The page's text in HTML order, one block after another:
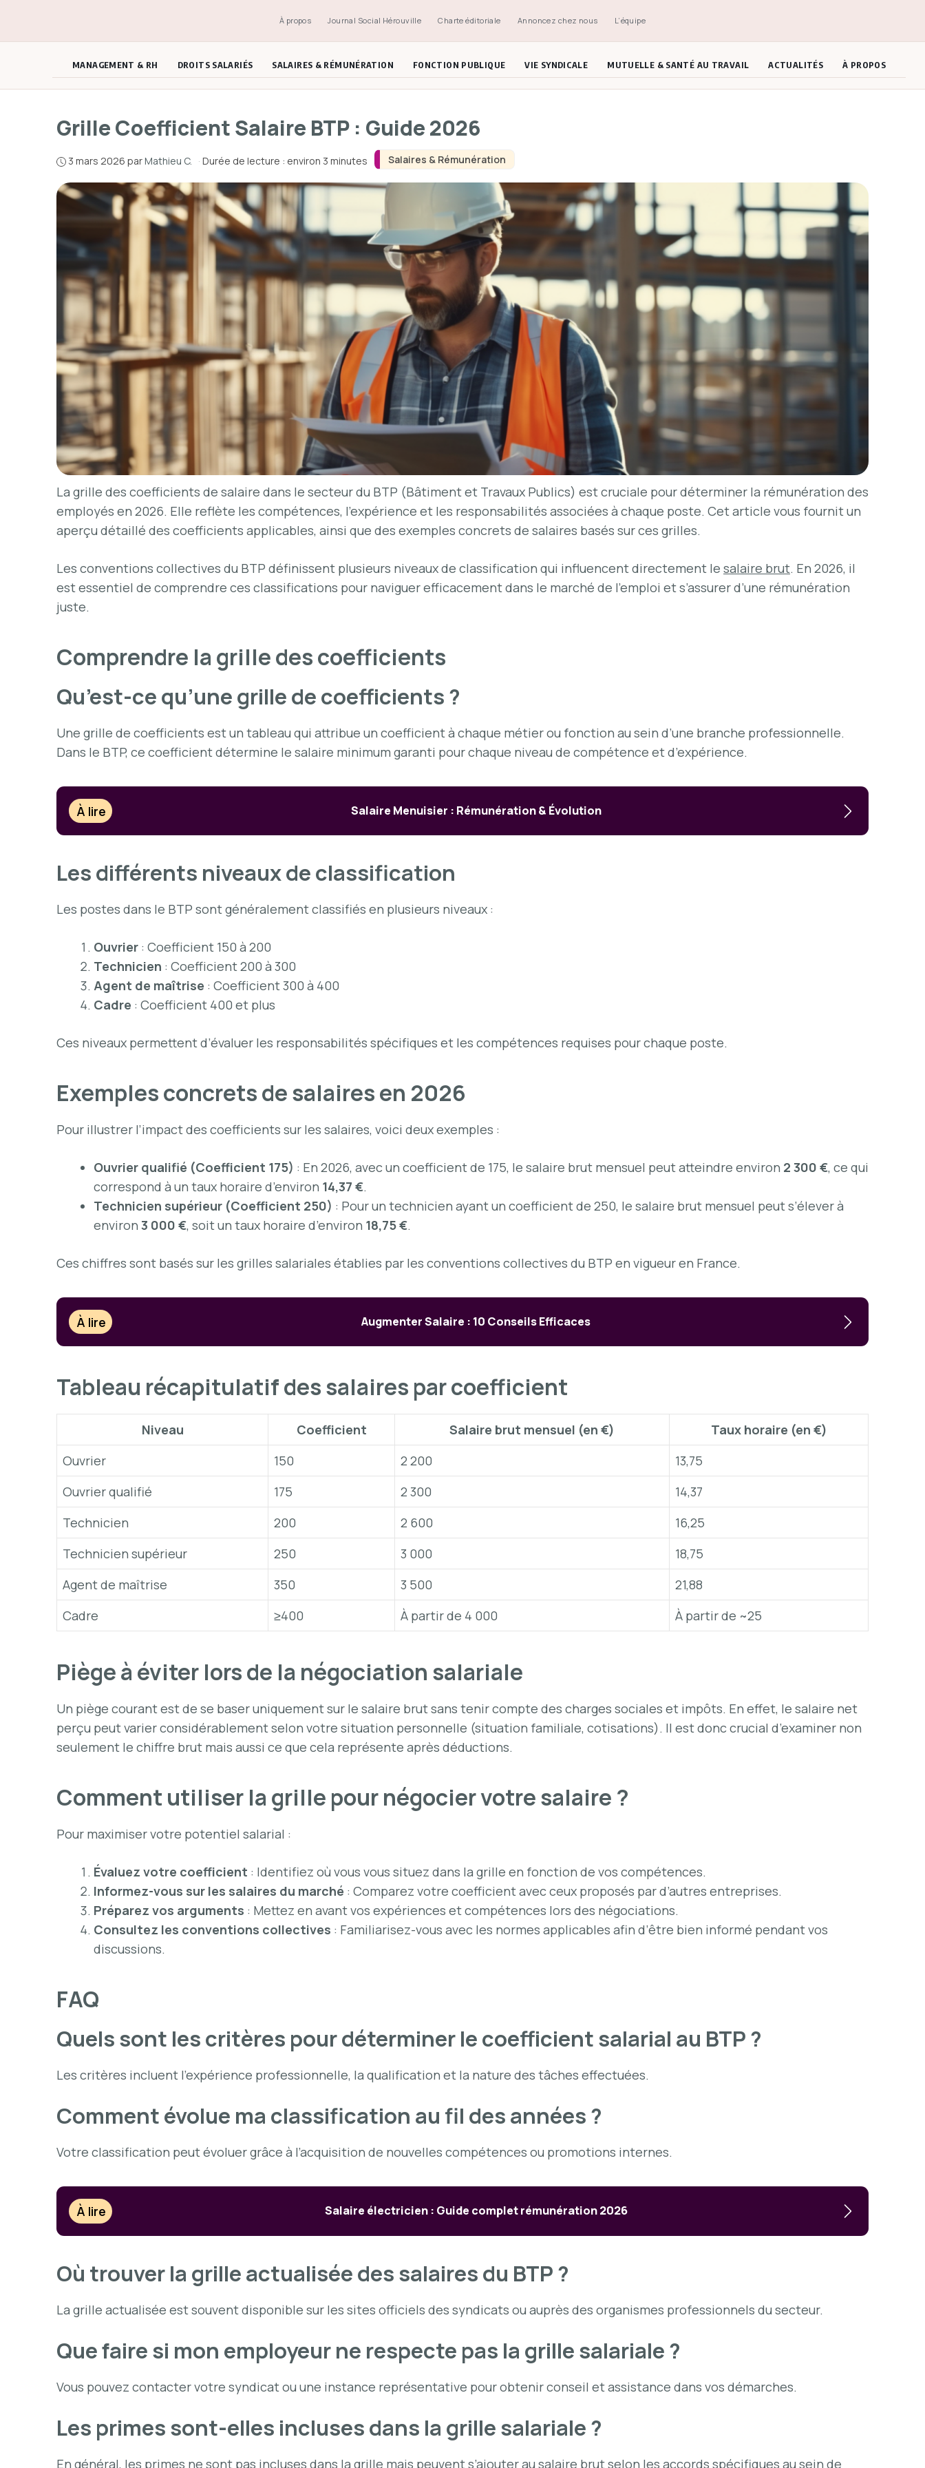
contenu
À propos Journal Social Hérouville Charte éditoriale Annoncez chez nous L’équipe
MANAGEMENT & RH DROITS SALARIÉS SALAIRES & RÉMUNÉRATION FONCTION PUBLIQUE VIE SYNDICALE MUTUELLE & SANTÉ AU TRAVAIL ACTUALITÉS À PROPOS
Salaires & Rémunération
Grille Coefficient Salaire BTP : Guide 2026
3 mars 2026 parMathieu C. · Durée de lecture : environ 3 minutes
La grille des coefficients de salaire dans le secteur du BTP (Bâtiment et Travaux Publics) est cruciale pour déterminer la rémunération des
employés en 2026. Elle reflète les compétences, l’expérience et les responsabilités associées à chaque poste. Cet article vous fournit un
aperçu détaillé des coefficients applicables, ainsi que des exemples concrets de salaires basés sur ces grilles.
Les conventions collectives du BTP définissent plusieurs niveaux de classification qui influencent directement le salaire brut. En 2026, il
est essentiel de comprendre ces classifications pour naviguer efficacement dans le marché de l’emploi et s’assurer d’une rémunération
juste.
Comprendre la grille des coefficients
Qu’est-ce qu’une grille de coefficients ?
Une grille de coefficients est un tableau qui attribue un coefficient à chaque métier ou fonction au sein d’une branche professionnelle.
Dans le BTP, ce coefficient détermine le salaire minimum garanti pour chaque niveau de compétence et d’expérience.
À lire Salaire Menuisier : Rémunération & Évolution
Les différents niveaux de classification
Les postes dans le BTP sont généralement classifiés en plusieurs niveaux :
Ouvrier : Coefficient 150 à 200
Technicien : Coefficient 200 à 300
Agent de maîtrise : Coefficient 300 à 400
Cadre : Coefficient 400 et plus
Ces niveaux permettent d’évaluer les responsabilités spécifiques et les compétences requises pour chaque poste.
Exemples concrets de salaires en 2026
Pour illustrer l’impact des coefficients sur les salaires, voici deux exemples :
Ouvrier qualifié (Coefficient 175) : En 2026, avec un coefficient de 175, le salaire brut mensuel peut atteindre environ 2 300 €, ce qui
correspond à un taux horaire d’environ 14,37 €.
Technicien supérieur (Coefficient 250) : Pour un technicien ayant un coefficient de 250, le salaire brut mensuel peut s’élever à
environ 3 000 €, soit un taux horaire d’environ 18,75 €.
Ces chiffres sont basés sur les grilles salariales établies par les conventions collectives du BTP en vigueur en France.
À lire Augmenter Salaire : 10 Conseils Efficaces
Tableau récapitulatif des salaires par coefficient
Niveau Coefficient Salaire brut mensuel (en €)
Taux horaire (en €)
Ouvrier
150 2 200
13,75
Ouvrier qualifié
175 2 300
14,37
Technicien
200 2 600
16,25
Technicien supérieur
250 3 000
18,75
Agent de maîtrise
350 3 500
21,88
Cadre
≥400 À partir de 4 000 À partir de ~25
Piège à éviter lors de la négociation salariale
Un piège courant est de se baser uniquement sur le salaire brut sans tenir compte des charges sociales et impôts. En effet, le salaire net
perçu peut varier considérablement selon votre situation personnelle (situation familiale, cotisations). Il est donc crucial d’examiner non
seulement le chiffre brut mais aussi ce que cela représente après déductions.
Comment utiliser la grille pour négocier votre salaire ?
Pour maximiser votre potentiel salarial :
Évaluez votre coefficient : Identifiez où vous vous situez dans la grille en fonction de vos compétences.
Informez-vous sur les salaires du marché : Comparez votre coefficient avec ceux proposés par d’autres entreprises.
Préparez vos arguments : Mettez en avant vos expériences et compétences lors des négociations.
Consultez les conventions collectives : Familiarisez-vous avec les normes applicables afin d’être bien informé pendant vos
discussions.
FAQ
Quels sont les critères pour déterminer le coefficient salarial au BTP ?
Les critères incluent l’expérience professionnelle, la qualification et la nature des tâches effectuées.
Comment évolue ma classification au fil des années ?
Votre classification peut évoluer grâce à l’acquisition de nouvelles compétences ou promotions internes.
À lire Salaire électricien : Guide complet rémunération 2026
Où trouver la grille actualisée des salaires du BTP ?
La grille actualisée est souvent disponible sur les sites officiels des syndicats ou auprès des organismes professionnels du secteur.
Que faire si mon employeur ne respecte pas la grille salariale ?
Vous pouvez contacter votre syndicat ou une instance représentative pour obtenir conseil et assistance dans vos démarches.
Les primes sont-elles incluses dans la grille salariale ?
En général, les primes ne sont pas incluses dans la grille mais peuvent s’ajouter au salaire brut selon les accords spécifiques au sein de